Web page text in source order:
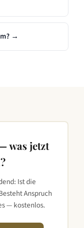
→
was jetzt
Ist die
Anspruch
— kostenlos.